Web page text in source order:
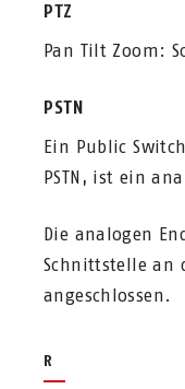
PTZ
Pan Tilt Zoom:
PSTN
Ein Public
PSTN, ist ein
Die analogen
Schnittstelle an
angeschlossen.
R